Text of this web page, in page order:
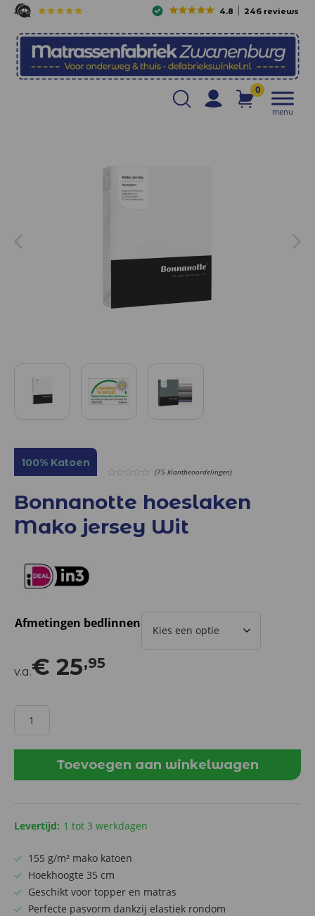
4.8 246 reviews
0
menu
100% Katoen
of
5
(75 klantbeoordelingen)
Bonnanotte hoeslaken
Mako jersey Wit
Afmetingen bedlinnen
v.a.€ 25,95
Mako
Wit
Toevoegen aan winkelwagen
Levertijd: 1 tot 3 werkdagen
155 g/m² mako katoen
Hoekhoogte 35 cm
Geschikt voor topper en matras
Perfecte pasvorm dankzij elastiek rondom